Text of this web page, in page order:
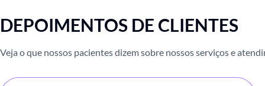
DEPOIMENTOS DE CLIENTES
Veja o que nossos pacientes dizem sobre nossos serviços e